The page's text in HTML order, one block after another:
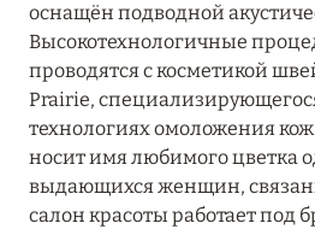
оснащён подводной
Высокотехнологичные
проводятся с косметикой
Prairie,
технологиях омоложения
носит имя любимого цветка
выдающихся женщин,
салон красоты работает под